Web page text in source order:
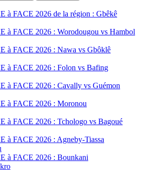
à FACE 2026 de la région : Gbêkê
à FACE 2026 : Worodougou vs Hambol
à FACE 2026 : Nawa vs Gbôklê
à FACE 2026 : Folon vs Bafing
à FACE 2026 : Cavally vs Guémon
à FACE 2026 : Moronou
à FACE 2026 : Tchologo vs Bagoué
à FACE 2026 : Agneby-Tiassa
à FACE 2026 : Bounkani